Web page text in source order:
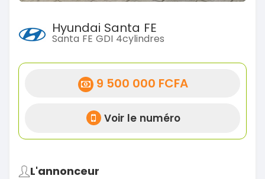
Hyundai Santa FE
Santa FE GDI 4cylindres
9 500 000 FCFA
Voir le numéro
L'annonceur